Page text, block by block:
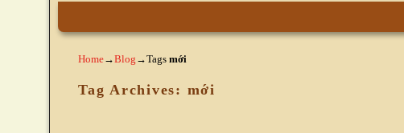
Home→Blog →Tags mới
Tag Archives: mới